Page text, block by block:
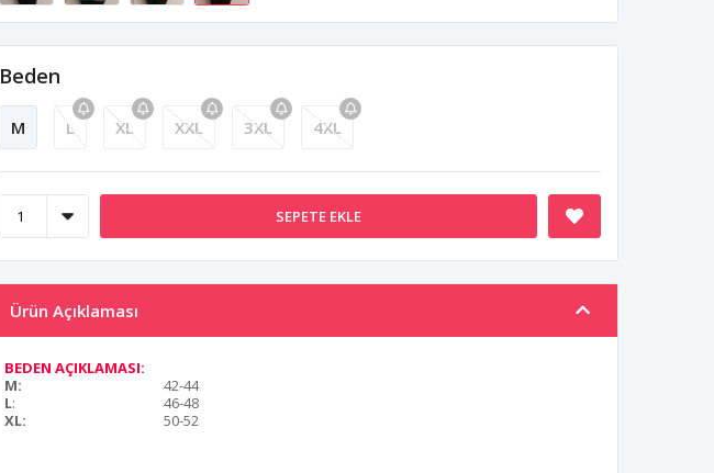
Beden
M L XL XXL 3XL 4XL
SEPETE EKLE
Ürün Açıklaması
BEDEN AÇIKLAMASI:
M:
42-44
L:
46-48
XL:
50-52